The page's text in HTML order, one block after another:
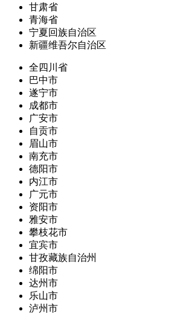
甘肃省
青海省
宁夏回族自治区
新疆维吾尔自治区
全四川省
巴中市
遂宁市
成都市
广安市
自贡市
眉山市
南充市
德阳市
内江市
广元市
资阳市
雅安市
攀枝花市
宜宾市
甘孜藏族自治州
绵阳市
达州市
乐山市
泸州市